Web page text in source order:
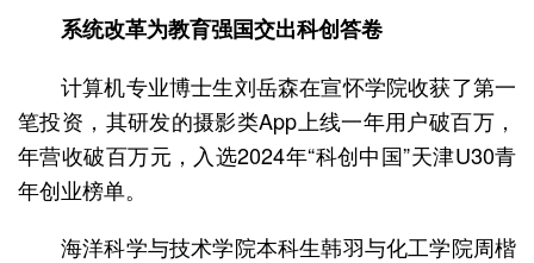
系统改革为教育强国交出科创答卷
计算机专业博士生刘岳森在宣怀学院收获了第一
笔投资，其研发的摄影类App上线一年用户破百万，
年营收破百万元，入选2024年“科创中国”天津U30青
年创业榜单。
海洋科学与技术学院本科生韩羽与化工学院周楷